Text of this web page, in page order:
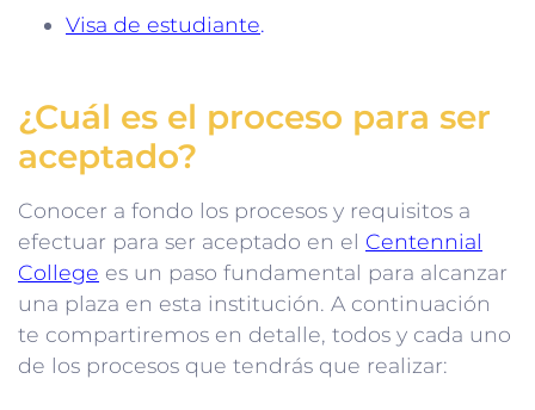
Visa de estudiante.
¿Cuál es el proceso para ser
aceptado?
Conocer a fondo los procesos y requisitos a
efectuar para ser aceptado en el Centennial
College es un paso fundamental para alcanzar
una plaza en esta institución. A continuación
te compartiremos en detalle, todos y cada uno
de los procesos que tendrás que realizar: